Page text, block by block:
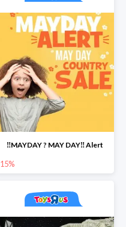
‼️MAYDAY ? MAY DAY‼️ Alert
15%